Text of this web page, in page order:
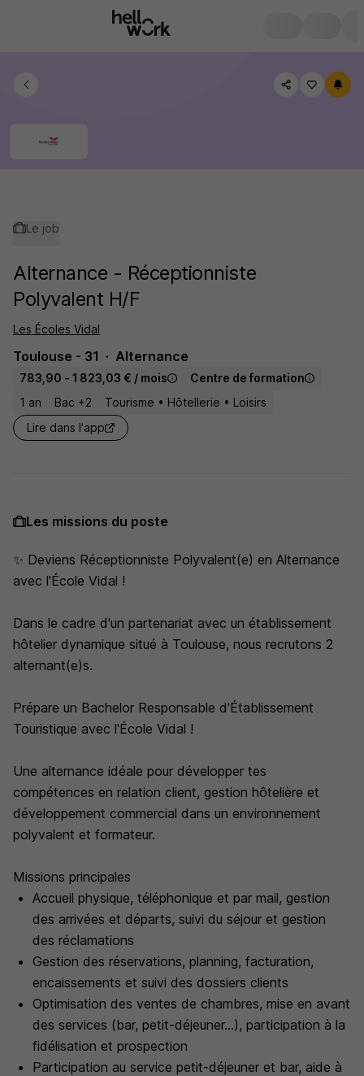
Le job
Alternance - Réceptionniste
Polyvalent H/F
Les Écoles Vidal
Toulouse - 31 Alternance
783,90 - 1 823,03 € / mois
Centre de formation
1 an
Bac +2
Tourisme • Hôtellerie • Loisirs
Lire dans l'app
Les missions du poste
✨ Deviens Réceptionniste Polyvalent(e) en Alternance
avec l'École Vidal !
Dans le cadre d'un partenariat avec un établissement
hôtelier dynamique situé à Toulouse, nous recrutons 2
alternant(e)s.
Prépare un Bachelor Responsable d'Établissement
Touristique avec l'École Vidal !
Une alternance idéale pour développer tes
compétences en relation client, gestion hôtelière et
développement commercial dans un environnement
polyvalent et formateur.
Missions principales
Accueil physique, téléphonique et par mail, gestion
des arrivées et départs, suivi du séjour et gestion
des réclamations
Gestion des réservations, planning, facturation,
encaissements et suivi des dossiers clients
Optimisation des ventes de chambres, mise en avant
des services (bar, petit-déjeuner...), participation à la
fidélisation et prospection
Participation au service petit-déjeuner et bar, aide à